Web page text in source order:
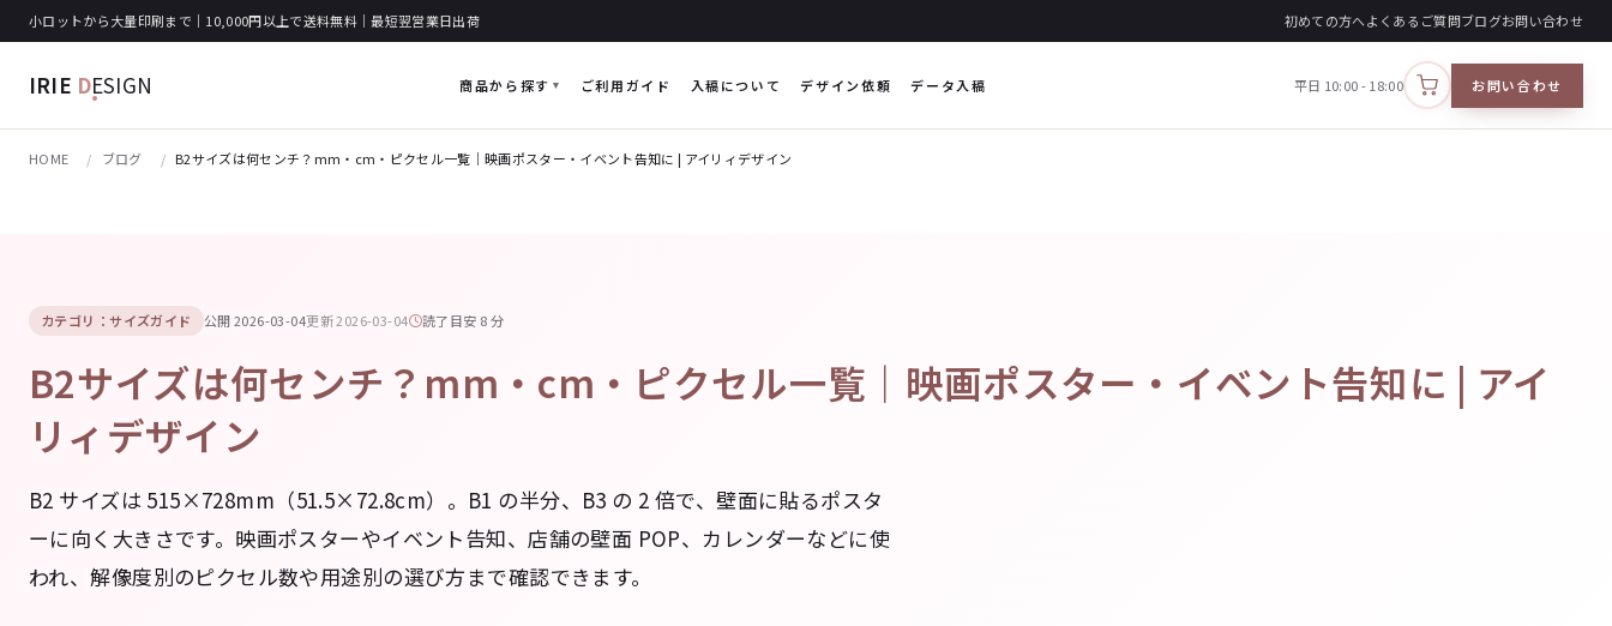
小ロットから大量印刷まで｜10,000円以上で送料無料｜最短翌営業日出荷 初めての方へよくあるご質問ブログお問い合わせ
IRIE DESIGN 商品から探す ご利用ガイド 入稿について デザイン依頼 データ入稿 平日 10:00 - 18:00
カートを見る
お問い合わせ
HOME ブログ B2サイズは何センチ？mm・cm・ピクセル一覧｜映画ポスター・イベント告知に | アイリィデザイン
カテゴリ：サイズガイド 公開 2026-03-04更新 2026-03-04 読了目安 8 分
B2サイズは何センチ？mm・cm・ピクセル一覧｜映画ポスター・イベント告知に | アイ
リィデザイン
B2 サイズは 515×728mm（51.5×72.8cm）。B1 の半分、B3 の 2 倍で、壁面に貼るポスタ
ーに向く大きさです。映画ポスターやイベント告知、店舗の壁面 POP、カレンダーなどに使
われ、解像度別のピクセル数や用途別の選び方まで確認できます。